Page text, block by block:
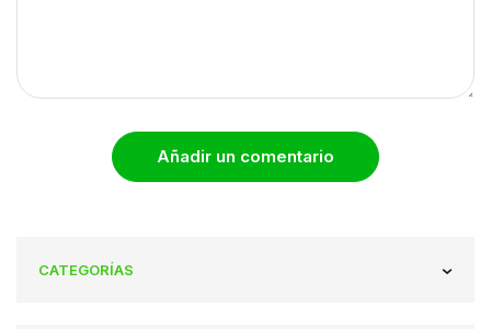
Añadir un comentario
CATEGORÍAS